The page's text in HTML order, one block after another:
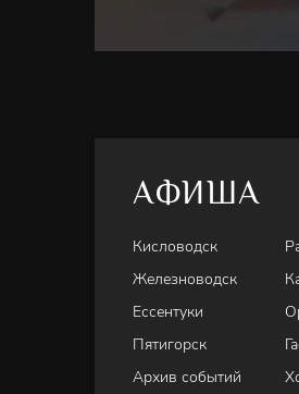
АФИША
Кисловодск
Железноводск
Ессентуки
Пятигорск
Архив событий